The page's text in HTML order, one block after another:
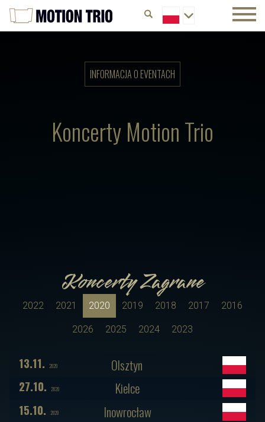
Koncerty Motion Trio
INFORMACJA O EVENTACH
Koncerty Zagrane
2016
2017
2018
2019
2020
2021
2022
2023
2024
2025
2026
13.11. 2020 Olsztyn
27.10. 2020 Kielce
15.10. 2020 Inowrocław